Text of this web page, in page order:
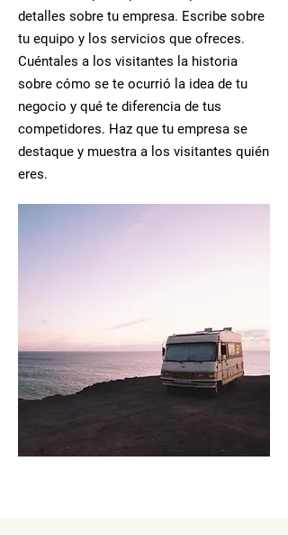
detalles sobre tu empresa. Escribe sobre
tu equipo y los servicios que ofreces.
Cuéntales a los visitantes la historia
sobre cómo se te ocurrió la idea de tu
negocio y qué te diferencia de tus
competidores. Haz que tu empresa se
destaque y muestra a los visitantes quién
eres.